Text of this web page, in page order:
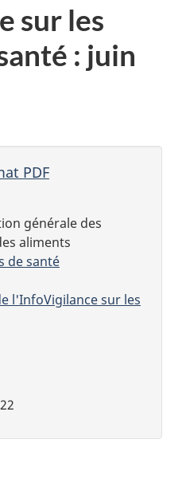
sur les
: juin
PDF
générale des
aliments
de santé
l'InfoVigilance sur les